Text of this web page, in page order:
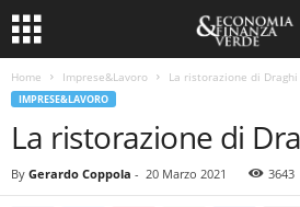
Home Imprese&Lavoro La ristorazione di Draghi
IMPRESE&LAVORO
La ristorazione di
By Gerardo Coppola - 20 Marzo 2021 3643